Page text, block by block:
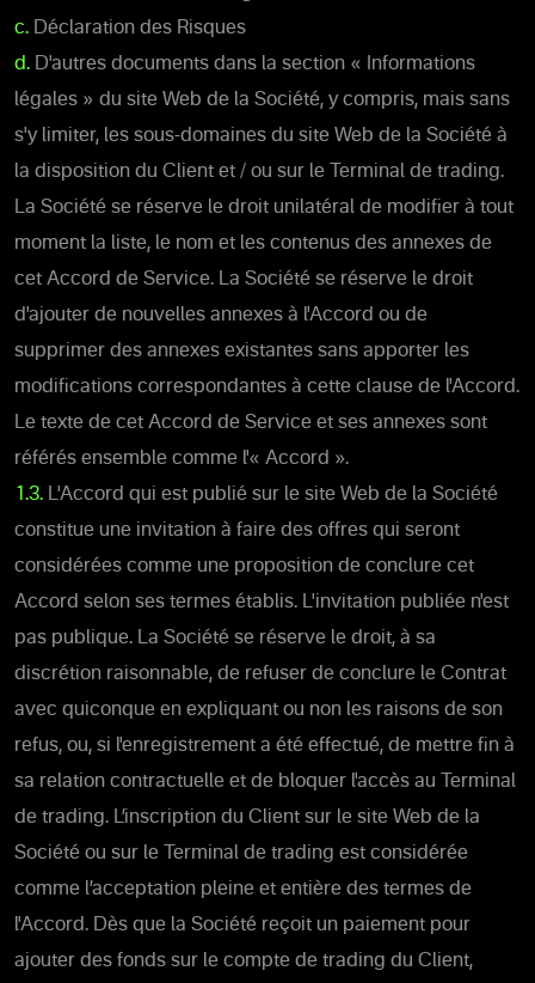
c. Déclaration des Risques
d. D'autres documents dans la section « Informations
légales » du site Web de la Société, y compris, mais sans
s'y limiter, les sous-domaines du site Web de la Société à
la disposition du Client et / ou sur le Terminal de trading.
La Société se réserve le droit unilatéral de modifier à tout
moment la liste, le nom et les contenus des annexes de
cet Accord de Service. La Société se réserve le droit
d'ajouter de nouvelles annexes à l'Accord ou de
supprimer des annexes existantes sans apporter les
modifications correspondantes à cette clause de l'Accord.
Le texte de cet Accord de Service et ses annexes sont
référés ensemble comme l'« Accord ».
1.3. L'Accord qui est publié sur le site Web de la Société
constitue une invitation à faire des offres qui seront
considérées comme une proposition de conclure cet
Accord selon ses termes établis. L'invitation publiée n'est
pas publique. La Société se réserve le droit, à sa
discrétion raisonnable, de refuser de conclure le Contrat
avec quiconque en expliquant ou non les raisons de son
refus, ou, si l'enregistrement a été effectué, de mettre fin à
sa relation contractuelle et de bloquer l'accès au Terminal
de trading. L’inscription du Client sur le site Web de la
Société ou sur le Terminal de trading est considérée
comme l’acceptation pleine et entière des termes de
l'Accord. Dès que la Société reçoit un paiement pour
ajouter des fonds sur le compte de trading du Client,